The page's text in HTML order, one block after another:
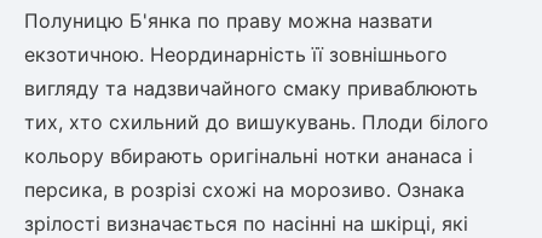
Алича
Айва
Хурма
Ірга
Ківі
Барбарис
Пухироплідник
Азалія
Дерен
Штамбові троянди
Бузок
Жасмин (Чубушник)
Роторні косарки
Навантажувачі
Полуницю Б'янка по праву можна назвати
екзотичною. Неординарність її зовнішнього
вигляду та надзвичайного смаку приваблюють
тих, хто схильний до вишукувань. Плоди білого
кольору вбирають оригінальні нотки ананаса і
персика, в розрізі схожі на морозиво. Ознака
зрілості визначається по насінні на шкірці, які